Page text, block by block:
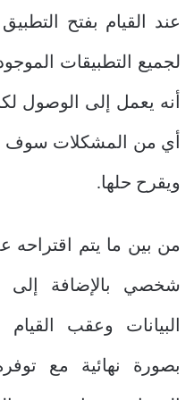
عند القيام بفتح
لجميع التطبيقات
أنه يعمل إلى الوصول
أي من المشكلات سوف
ويقرح حلها.
من بين ما يتم
شخصي بالإضافة إلى
البيانات وعقب
بصورة نهائية مع